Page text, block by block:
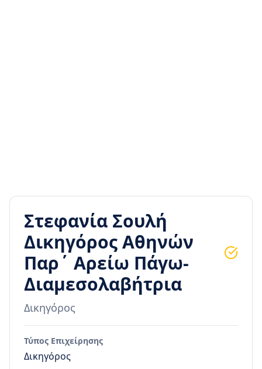
Στεφανία Σουλή
Δικηγόρος Αθηνών
Παρ΄ Αρείω Πάγω-
Διαμεσολαβήτρια
Δικηγόρος
Τύπος Επιχείρησης
Δικηγόρος